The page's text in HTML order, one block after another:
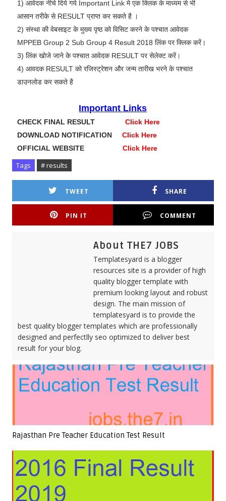
1) आवेदक नीचे दिये गये Important Link मे एक क्लिक के माध्यम से भी
आसान तरीके से RESULT प्राप्त कर सकते है ।
2) संस्था की वेबसाइट के मुख्य पृष्ठ को विसिट करने के पश्चात आवेदक
MPPEB Group 2 Sub Group 4 Result 2018 लिंक पर क्लिक करें।
3) लिंक खोजे जाने के पश्चात आवेदक RESULT पर सेलेक्ट करें।
4) आवदक RESULT को रजिस्ट्रेशन और जन्म तारीख भरने के पश्चात
डाउनलोड कर सकते है
Important Links
CHECK FINAL RESULT Click Here
DOWNLOAD NOTIFICATION Click Here
OFFICIAL WEBSITE Click Here
Tags # results
TWEET SHARE
PIN IT COMMENT
About THE7 JOBS
Templatesyard is a blogger
resources site is a provider of high
quality blogger template with
premium looking layout and robust
design. The main mission of
templatesyard is to provide the
best quality blogger templates which are professionally
designed and perfectlly seo optimized to deliver best
result for your blog.
Rajasthan Pre Teacher Education Test Result